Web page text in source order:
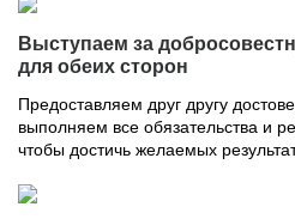
Выступаем за
для обеих сторон
Предоставляем друг другу
выполняем все обязательства и
чтобы достичь желаемых